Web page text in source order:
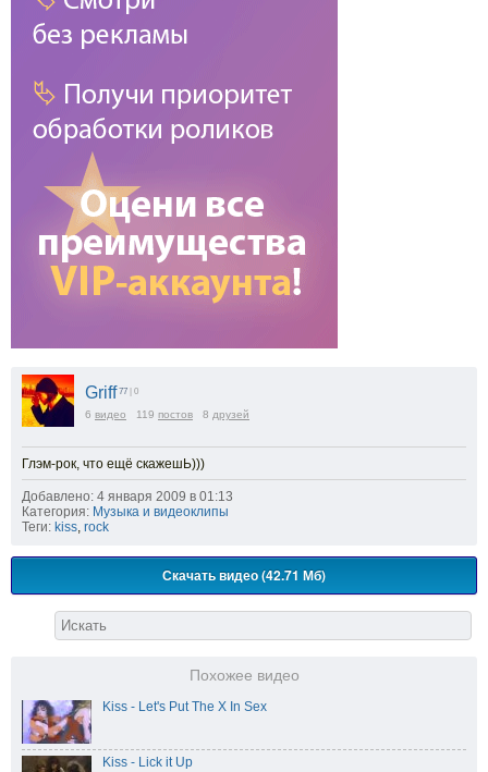
Griff 77 | 0
6 видео 119 постов 8 друзей
Глэм-рок, что ещё скажешЬ)))
Добавлено: 4 января 2009 в 01:13
Категория: Музыка и видеоклипы
Теги: kiss, rock
Скачать видео (42.71 Мб)
Похожее видео
Kiss - Let's Put The X In Sex
Kiss - Lick it Up